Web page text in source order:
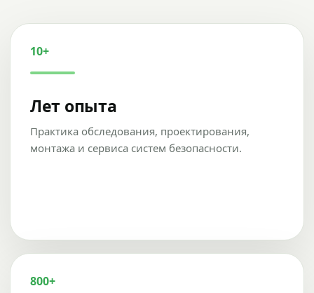
10+
Лет опыта
Практика обследования, проектирования,
монтажа и сервиса систем безопасности.
800+